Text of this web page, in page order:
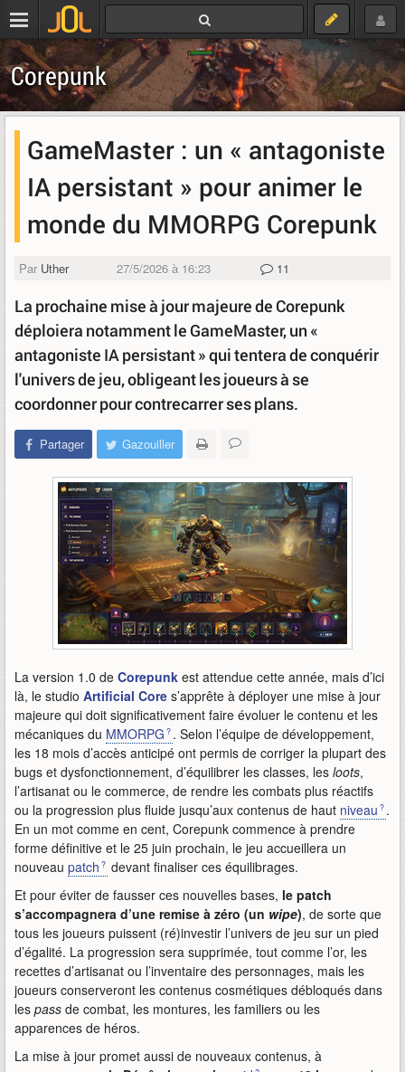
Corepunk
GameMaster : un « antagoniste
IA persistant » pour animer le
monde du MMORPG Corepunk
Par Uther 27/5/2026 à 16:23 11
La prochaine mise à jour majeure de Corepunk
déploiera notamment le GameMaster, un «
antagoniste IA persistant » qui tentera de conquérir
l'univers de jeu, obligeant les joueurs à se
coordonner pour contrecarrer ses plans.
Partager Gazouiller
La version 1.0 de Corepunk est attendue cette année, mais d’ici
là, le studio Artificial Core s’apprête à déployer une mise à jour
majeure qui doit significativement faire évoluer le contenu et les
mécaniques du MMORPG . Selon l’équipe de développement,
les 18 mois d’accès anticipé ont permis de corriger la plupart des
bugs et dysfonctionnement, d’équilibrer les classes, les loots,
l’artisanat ou le commerce, de rendre les combats plus réactifs
ou la progression plus fluide jusqu’aux contenus de haut niveau .
En un mot comme en cent, Corepunk commence à prendre
forme définitive et le 25 juin prochain, le jeu accueillera un
nouveau patch
devant finaliser ces équilibrages.
Et pour éviter de fausser ces nouvelles bases, le patch
s’accompagnera d’une remise à zéro (un wipe), de sorte que
tous les joueurs puissent (ré)investir l’univers de jeu sur un pied
d’égalité. La progression sera supprimée, tout comme l’or, les
recettes d’artisanat ou l’inventaire des personnages, mais les
joueurs conserveront les contenus cosmétiques débloqués dans
les pass de combat, les montures, les familiers ou les
apparences de héros.
La mise à jour promet aussi de nouveaux contenus, à